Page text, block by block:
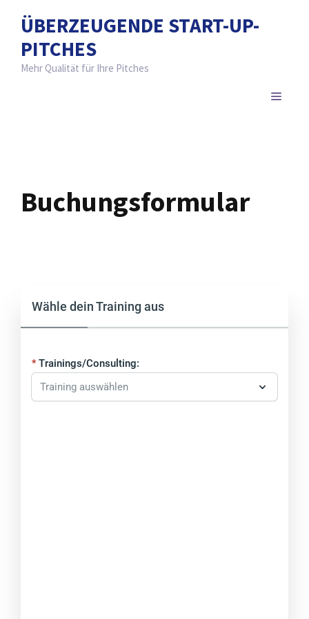
Inhalt
springen
ÜBERZEUGENDE START-UP-
PITCHES
Mehr Qualität für Ihre Pitches
MENÜ
Buchungsformular
Wähle dein Training aus
Trainings/Consulting: